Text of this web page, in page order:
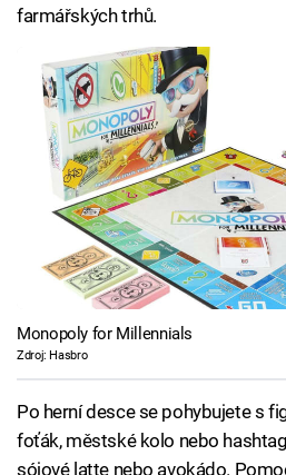
farmářských trhů.
Monopoly for Millennials
Zdroj: Hasbro
Po herní desce se pohybujete s
foťák, městské kolo nebo
sójové latte nebo avokádo.